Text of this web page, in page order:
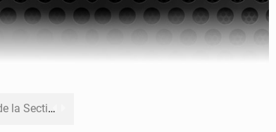
activité sportive